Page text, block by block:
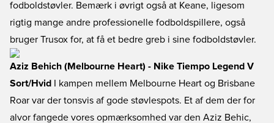
fodboldstøvler. Bemærk i øvrigt også at Keane, ligesom
rigtig mange andre professionelle fodboldspillere, også
bruger Trusox for, at få et bedre greb i sine fodboldstøvler.
Aziz Behich (Melbourne Heart) - Nike Tiempo Legend V
Sort/Hvid I kampen mellem Melbourne Heart og Brisbane
Roar var der tonsvis af gode støvlespots. Et af dem der for
alvor fangede vores opmærksomhed var den Aziz Behic,